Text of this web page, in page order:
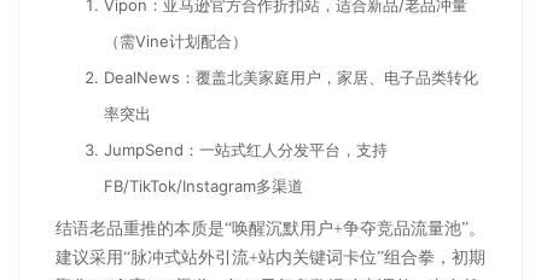
Vipon：亚马逊官方合作折扣站，适合新品/老品冲量
（需Vine计划配合）
DealNews：覆盖北美家庭用户，家居、电子品类转化
率突出
JumpSend：一站式红人分发平台，支持
FB/TikTok/Instagram多渠道
结语老品重推的本质是“唤醒沉默用户+争夺竞品流量池”。
建议采用“脉冲式站外引流+站内关键词卡位”组合拳，初期